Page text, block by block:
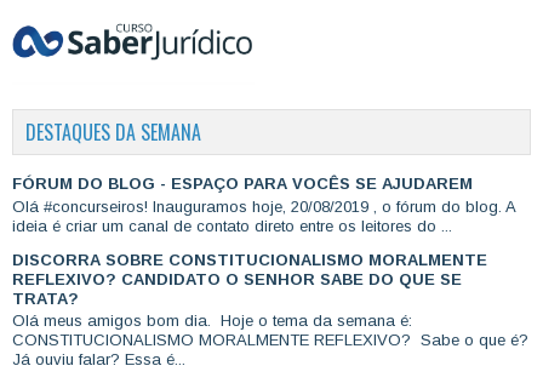
DESTAQUES DA SEMANA
FÓRUM DO BLOG - ESPAÇO PARA VOCÊS SE AJUDAREM
Olá #concurseiros! Inauguramos hoje, 20/08/2019 , o fórum do blog. A
ideia é criar um canal de contato direto entre os leitores do ...
DISCORRA SOBRE CONSTITUCIONALISMO MORALMENTE
REFLEXIVO? CANDIDATO O SENHOR SABE DO QUE SE
TRATA?
Olá meus amigos bom dia. Hoje o tema da semana é:
CONSTITUCIONALISMO MORALMENTE REFLEXIVO? Sabe o que é?
Já ouviu falar? Essa é...